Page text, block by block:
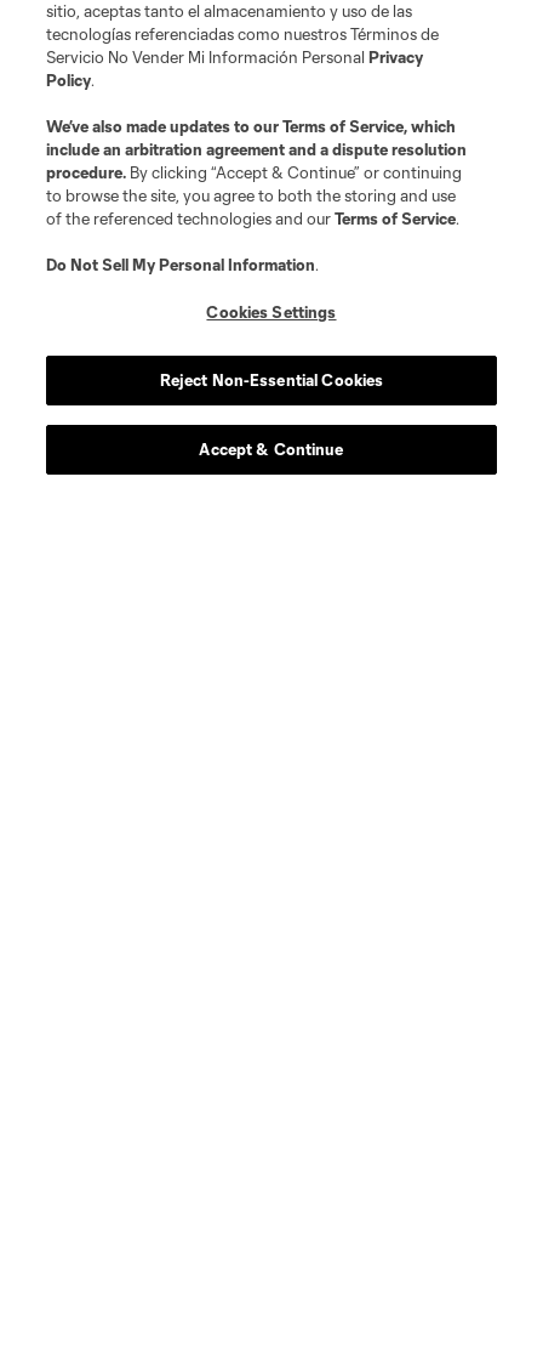
sitio, aceptas tanto el almacenamiento y uso de las
tecnologías referenciadas como nuestros Términos de
Servicio No Vender Mi Información PersonalPrivacy
Policy.
We’ve also made updates to ourTerms of Service, which
include an arbitration agreement and a dispute resolution
procedure. By clicking “Accept & Continue” or continuing
to browse the site, you agree to both the storing and use
of the referenced technologies and ourTerms of Service.
Do Not Sell My Personal Information.
Cookies Settings
Reject Non-Essential Cookies
Accept & Continue